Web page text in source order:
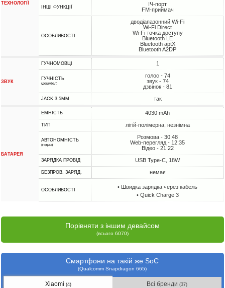
ТЕХНОЛОГІЇ
ІНШІ ФУНКЦІЇ
ІЧ-порт
FM-приймач
ОСОБЛИВОСТІ
дводіапазонний Wi-Fi
Wi-Fi Direct
Wi-Fi точка доступу
Bluetooth LE
Bluetooth aptX
Bluetooth A2DP
ЗВУК
ГУЧНОМОВЦІ 1
ГУЧНІСТЬ
(децибел)
голос - 74
звук - 74
дзвінок - 81
JACK 3.5MM так
БАТАРЕЯ
ЕМНІСТЬ 4030 mAh
ТИП літій-полімерна, незнімна
АВТОНОМНІСТЬ
(годин)
Розмова - 30:48
Web-перегляд - 12:35
Відео - 21:22
ЗАРЯДКА ПРОВІД USB Type-C, 18W
БЕЗПРОВ. ЗАРЯД. немає
ОСОБЛИВОСТІ
• Швидка зарядка через кабель
• Quick Charge 3
Порівняти з іншим девайсом
(всього 6070)
Смартфони на такій же SoC
(Qualcomm Snapdragon 665)
Xiaomi (4) Всі бренди(37)